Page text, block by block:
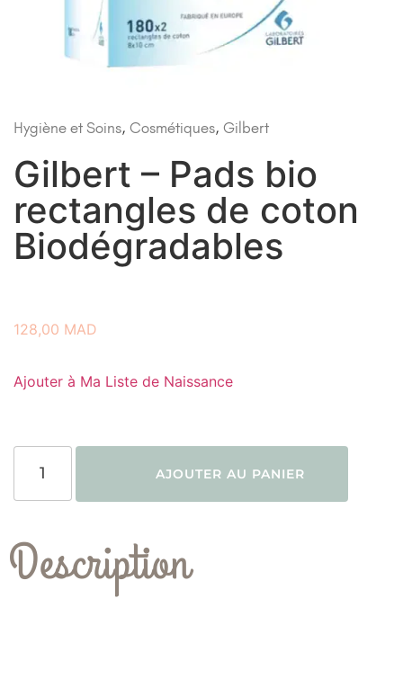
Hygiène et Soins, Cosmétiques, Gilbert
Gilbert – Pads bio
rectangles de coton
Biodégradables
128,00 MAD
Ajouter à Ma Liste de Naissance
AJOUTER AU PANIER
Description